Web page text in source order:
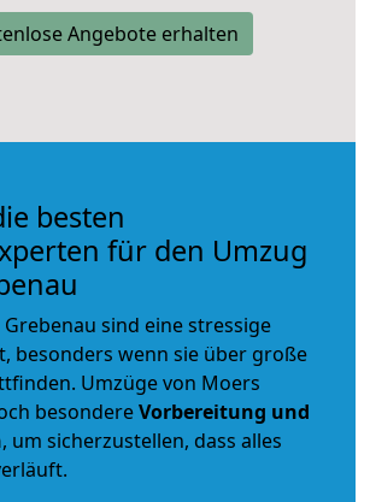
Angebote erhalten
besten
für den Umzug
sind eine stressige
besonders wenn sie über große
Umzüge von Moers
besondereVorbereitung und
, um sicherzustellen, dass alles